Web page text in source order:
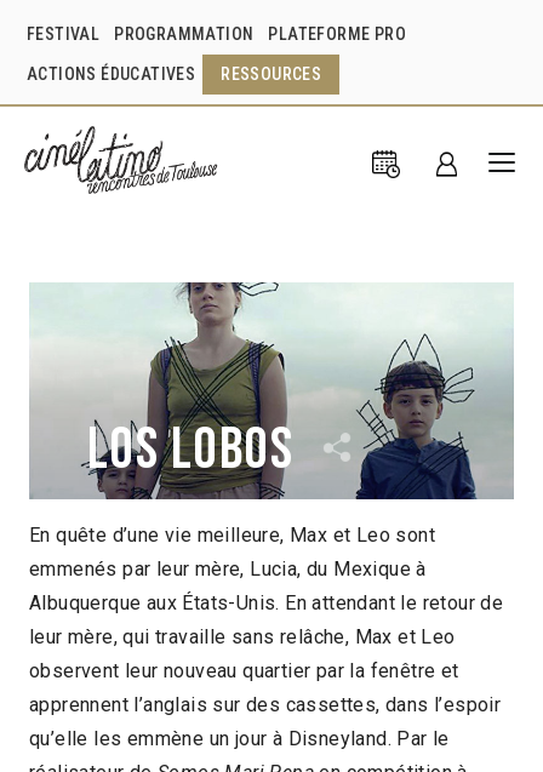
FESTIVAL PROGRAMMATION PLATEFORME PRO
ACTIONS ÉDUCATIVES RESSOURCES
Los lobos
Samuel Kishi Leopo Mexique 2020
1h35
2022 > Découvertes Fiction
En quête d’une vie meilleure, Max et Leo sont
emmenés par leur mère, Lucia, du Mexique à
Albuquerque aux États-Unis. En attendant le retour de
leur mère, qui travaille sans relâche, Max et Leo
observent leur nouveau quartier par la fenêtre et
apprennent l’anglais sur des cassettes, dans l’espoir
qu’elle les emmène un jour à Disneyland. Par le